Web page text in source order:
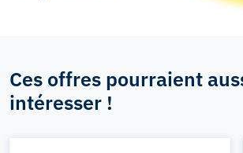
Ces offres pourraient
intéresser !